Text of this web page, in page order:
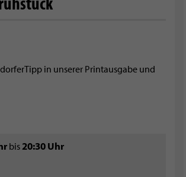
in unserer Printausgabe und
bis 20:30 Uhr